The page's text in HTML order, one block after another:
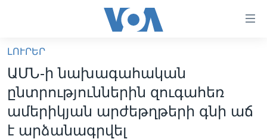
հիմնական
բովանդակությանը
անցնել
հիմնական
բովանդակությանը
հիմնական
ԼՈՒՐԵՐ
ՍՓՅՈՒՌՔ
ՏԵՍԱՆՅՈՒԹԵՐ
ԼՈՒՐԵՐ
ԱՄՆ-ի նախագահական
ընտրություններին զուգահեռ
ամերիկյան արժեթղթերի գնի աճ
է արձանագրվել